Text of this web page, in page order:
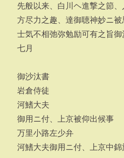
先般以来、白川ヘ進撃之節
方尽力之趣、達御聴神妙ニ
士気不相弛弥勉励可有之旨
七月
御沙汰書
岩倉侍徒
河鰭大夫
御用ニ付、上京被仰出候事
万里小路左少弁
河鰭大夫御用ニ付、上京中